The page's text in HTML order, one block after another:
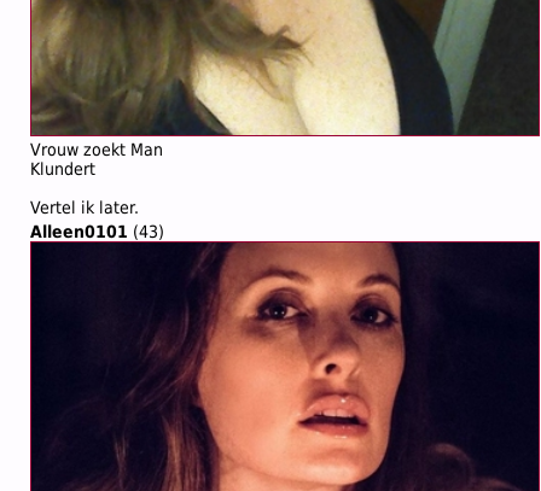
Vrouw zoekt Man
Klundert
Vertel ik later.
Alleen0101 (43)